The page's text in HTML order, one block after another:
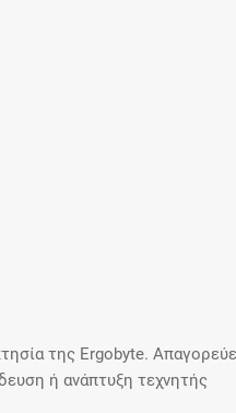
της Ergobyte.
ή ανάπτυξη τεχνητής